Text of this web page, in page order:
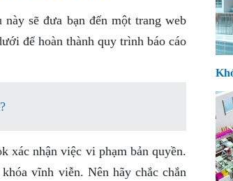
sẽ đưa bạn đến một trang web
để hoàn thành quy trình báo cáo
xác nhận việc vi phạm bản quyền.
vĩnh viễn. Nên hãy chắc chắn